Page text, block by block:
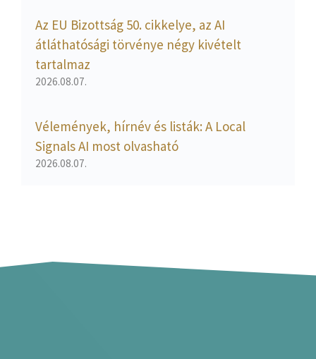
Az EU Bizottság 50. cikkelye, az AI
átláthatósági törvénye négy kivételt
tartalmaz
2026.08.07.
Vélemények, hírnév és listák: A Local
Signals AI most olvasható
2026.08.07.